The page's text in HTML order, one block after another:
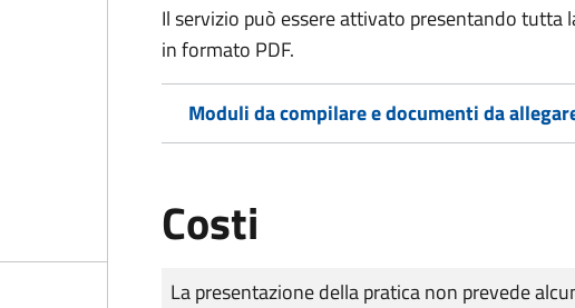
Il servizio può essere attivato presentando
in formato PDF.
Moduli da compilare e documenti da
Costi
Tipo di pagamento
Importo
La presentazione della pratica non prevede